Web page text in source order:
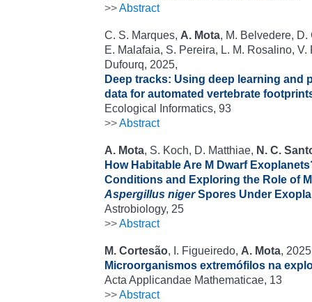
>>Abstract
C. S. Marques, A. Mota, M. Belvedere,
E. Malafaia, S. Pereira, L. M. Rosalino, V.
Dufourq, 2025,
Deep tracks: Using deep learning and
data for automated vertebrate
Ecological Informatics, 93
>>Abstract
A. Mota, S. Koch, D. Matthiae, N. C.
How Habitable Are M Dwarf
Conditions and Exploring the Role of
Aspergillus nigerSpores Under
Astrobiology, 25
>>Abstract
M. Cortesão, I. Figueiredo, A. Mota,
Microorganismos extremófilos na
Acta Applicandae Mathematicae, 13
>>Abstract